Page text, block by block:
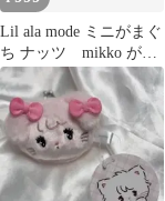
Lil ala mode ミニがまぐ
ち ナッツ mikko がま
ぐち